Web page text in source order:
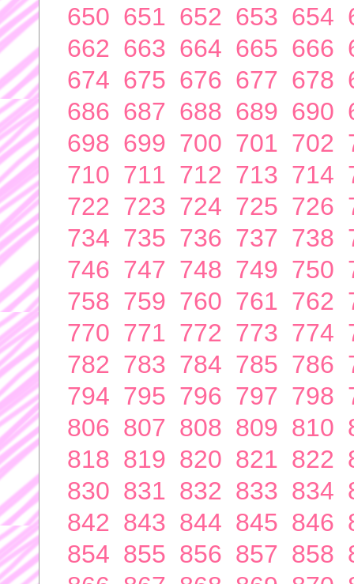
650 651 652 653 654
662 663 664 665 666
674 675 676 677 678
686 687 688 689 690
698 699 700 701 702
710 711 712 713 714
722 723 724 725 726
734 735 736 737 738
746 747 748 749 750
758 759 760 761 762
770 771 772 773 774
782 783 784 785 786
794 795 796 797 798
806 807 808 809 810
818 819 820 821 822
830 831 832 833 834
842 843 844 845 846
854 855 856 857 858